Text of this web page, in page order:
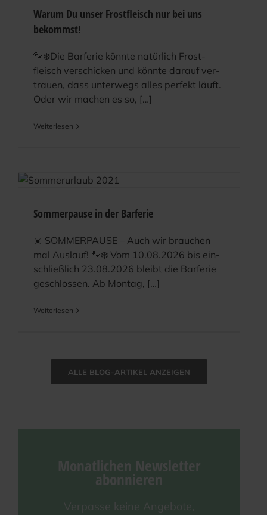
Warum Du unser Frostfleisch nur bei uns
bekommst!
🐾❄️Die Bar­fe­rie könn­te natür­lich Frost­
fleisch ver­schi­cken und könn­te dar­auf ver­
trau­en, dass unter­wegs alles per­fekt läuft.
Oder wir machen es so, […]
Wei­ter­le­sen
Sommerpause in der Barferie
☀️ SOMMERPAUSE – Auch wir brau­chen
mal Aus­lauf! 🐾❄️ Vom 10.08.2026 bis ein­
schließ­lich 23.08.2026 bleibt die Bar­fe­rie
geschlos­sen. Ab Montag, […]
Wei­ter­le­sen
ALLE BLOG-ARTI­KEL ANZEIGEN
Monat­li­chen News­let­ter
abonnieren
Ver­pas­se kei­ne Ange­bo­te,